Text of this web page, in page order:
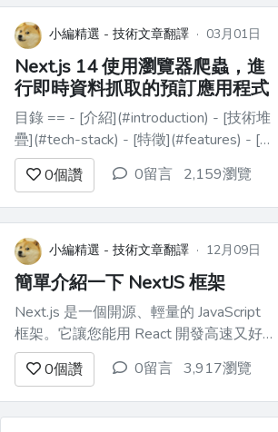
陣，也不是那種「兩者都很好」的敷衍
詞。我已經為你做了研究，省去了你重複
勞...
小編精選 - 技術文章翻譯 · 03月01日
Next.js 14 使用瀏覽器爬蟲，進
行即時資料抓取的預訂應用程式
目錄 == - [介紹](#introduction) - [技術堆
疊](#tech-stack) - [特徵](#features) - [設
定 Next.js 應用程式](#step-1-setting-
up-the-nextjs-application) - [...
0個讚 0留言 2,159瀏覽
小編精選 - 技術文章翻譯 · 12月09日
簡單介紹一下 NextJS 框架
Next.js 是一個開源、輕量的 JavaScript
框架。它讓您能用 React 開發高速又好用
的 Web 應用程式與靜態網站。 這篇文章
簡單介紹一下這個框架！ - 原文出處：
https://dev.to/documatic/why-use-nextjs-
mn3 # 簡介 ...
0個讚 0留言 3,917瀏覽